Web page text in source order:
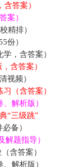
答案）
案）
精排）
份）
，含答案）
含答案）
视频）
（含答案）
解析版）
“三级跳”
备）
题指导）
含答案）
解析版）